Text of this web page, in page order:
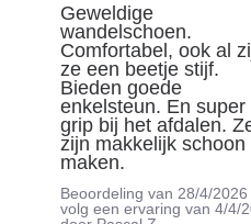
Geweldige
wandelschoen.
Comfortabel, ook al
ze een beetje stijf.
Bieden goede
enkelsteun. En super
grip bij het afdalen.
zijn makkelijk schoon
maken.
Beoordeling van 28/4/2026
volg een ervaring van4/4/